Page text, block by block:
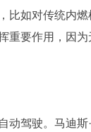
比如对传统内
重要作用，因
驾驶。马迪斯